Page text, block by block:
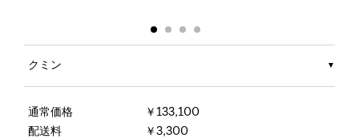
クミン
通常価格
￥133,100
配送料
￥3,300